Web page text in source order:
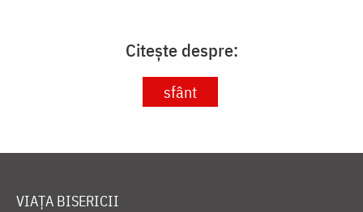
Citește despre:
sfânt
VIAȚA BISERICII